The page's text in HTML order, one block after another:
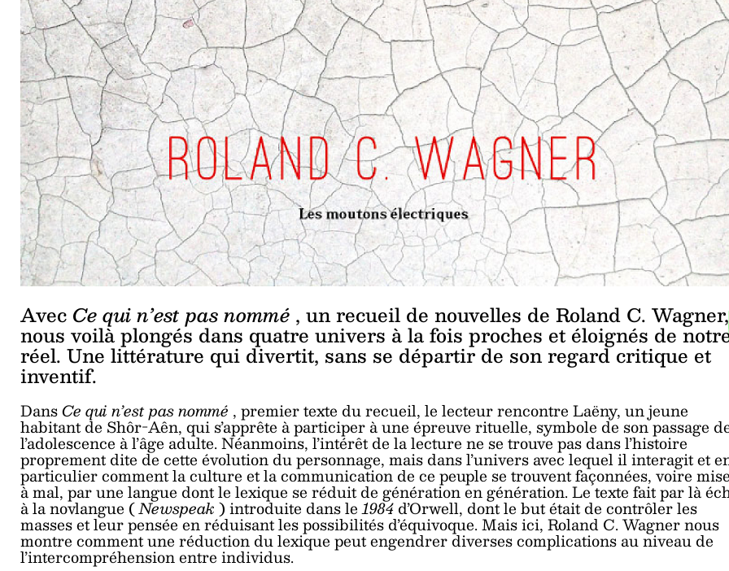
Avec Ce qui n’est pas nommé , un recueil de nouvelles de Roland C. Wagner,
nous voilà plongés dans quatre univers à la fois proches et éloignés de
réel. Une littérature qui divertit, sans se départir de son regard critique et
inventif.
DansCe qui n’est pas nommé , premier texte du recueil, le lecteur rencontre Laëny, un jeune
habitant de Shôr-Aên, qui s’apprête à participer à une épreuve rituelle, symbole de son passage
l’adolescence à l’âge adulte. Néanmoins, l’intérêt de la lecture ne se trouve pas dans l’histoire
proprement dite de cette évolution du personnage, mais dans l’univers avec lequel il interagit et
particulier comment la culture et la communication de ce peuple se trouvent façonnées, voire
à mal, par une langue dont le lexique se réduit de génération en génération. Le texte fait par là
à la novlangue (Newspeak) introduite dans le1984d’Orwell, dont le but était de contrôler les
masses et leur pensée en réduisant les possibilités d’équivoque. Mais ici, Roland C. Wagner nous
montre comment une réduction du lexique peut engendrer diverses complications au niveau de
l’intercompréhension entre individus.